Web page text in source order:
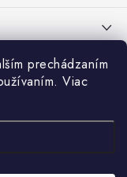
prechádzaním
Viac
lamely a akustické